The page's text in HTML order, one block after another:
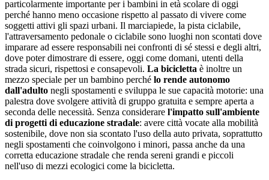
particolarmente importante per i bambini in età scolare di oggi
perché hanno meno occasione rispetto al passato di vivere come
soggetti attivi gli spazi urbani. Il marciapiede, la pista ciclabile,
l'attraversamento pedonale o ciclabile sono luoghi non scontati dove
imparare ad essere responsabili nei confronti di sé stessi e degli altri,
dove poter dimostrare di essere, oggi come domani, utenti della
strada sicuri, rispettosi e consapevoli. La bicicletta è inoltre un
mezzo speciale per un bambino perché lo rende autonomo
dall'adulto negli spostamenti e sviluppa le sue capacità motorie: una
palestra dove svolgere attività di gruppo gratuita e sempre aperta a
seconda delle necessità. Senza considerare l'impatto sull'ambiente
di progetti di educazione stradale: avere città vocate alla mobilità
sostenibile, dove non sia scontato l'uso della auto privata, soprattutto
negli spostamenti che coinvolgono i minori, passa anche da una
corretta educazione stradale che renda sereni grandi e piccoli
nell'uso di mezzi ecologici come la bicicletta.